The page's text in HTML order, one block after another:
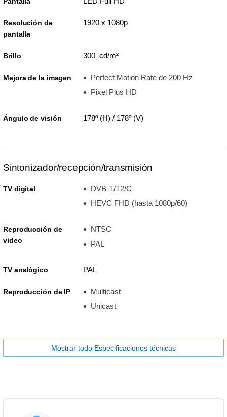
Resolución de
pantalla
1920 x 1080p
Brillo 300 cd/m²
Mejora de la imagen
Perfect Motion Rate de 200 Hz
Pixel Plus HD
Ángulo de visión 178º (H) / 178º (V)
Sintonizador/recepción/transmisión
TV digital
DVB-T/T2/C
HEVC FHD (hasta 1080p/60)
Reproducción de
video
NTSC
PAL
TV analógico PAL
Reproducción de IP
Multicast
Unicast
Mostrar todo Especificaciones técnicas